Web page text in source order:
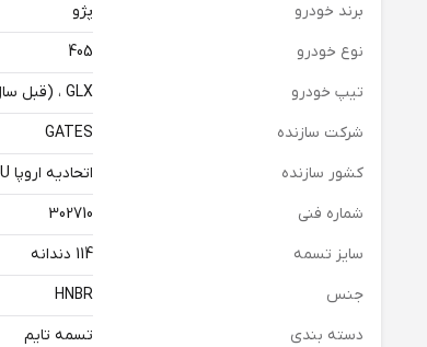
برند خودرو
پژو
نوع خودرو
405
تیپ خودرو
GLX ، (قبل سال 90 SLX)
شرکت سازنده
GATES
کشور سازنده
اتحادیه اروپا E . U
شماره فنی
302710
سایز تسمه
114 دندانه
جنس
HNBR
دسته بندی
تسمه تایم